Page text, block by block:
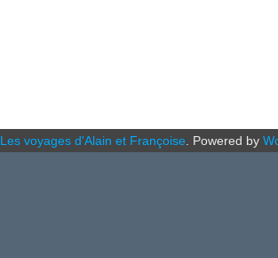
Les voyages d'Alain et Françoise Powered by